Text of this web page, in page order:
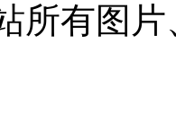
所有图